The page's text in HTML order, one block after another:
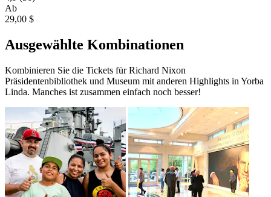
Ab
29,00 $
Ausgewählte Kombinationen
Kombinieren Sie die Tickets für Richard Nixon
Präsidentenbibliothek und Museum mit anderen Highlights in Yorba
Linda. Manches ist zusammen einfach noch besser!